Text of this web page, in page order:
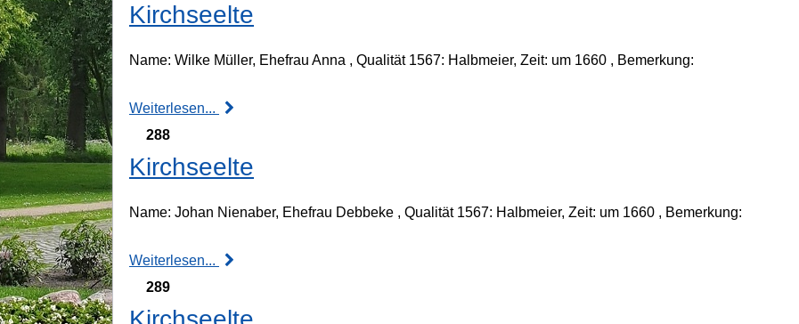
Kirchseelte
Name: Wilke Müller, Ehefrau Anna , Qualität 1567: Halbmeier, Zeit: um 1660 , Bemerkung:
Weiterlesen...
288
Kirchseelte
Name: Johan Nienaber, Ehefrau Debbeke , Qualität 1567: Halbmeier, Zeit: um 1660 , Bemerkung:
Weiterlesen...
289